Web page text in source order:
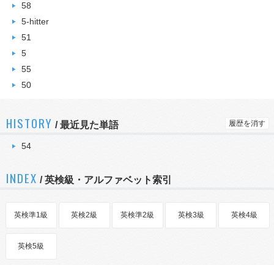
58
5-hitter
51
5
55
50
HISTORY /最近見た単語 履歴を消す
54
INDEX / 英検級・アルファベット索引
英検準1級 英検2級 英検準2級 英検3級 英検4級
英検5級